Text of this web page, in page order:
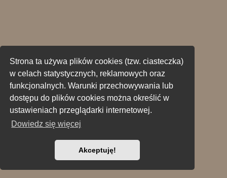
Strona ta używa plików cookies (tzw. ciasteczka)
w celach statystycznych, reklamowych oraz
funkcjonalnych. Warunki przechowywania lub
dostępu do plików cookies można określić w
ustawieniach przeglądarki internetowej.
Dowiedz się więcej
Akceptuję!